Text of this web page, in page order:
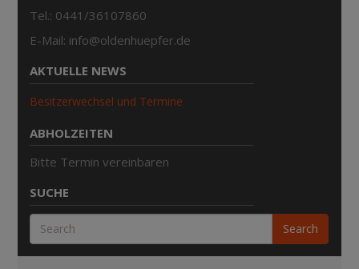
Tel.: 0441/36107860
E-Mail: info@oldenhuepfer.de
AKTUELLE NEWS
Besitzerwechsel und Termine
ABHOLZEITEN
Bitte Termin vereinbaren
SUCHE
Search